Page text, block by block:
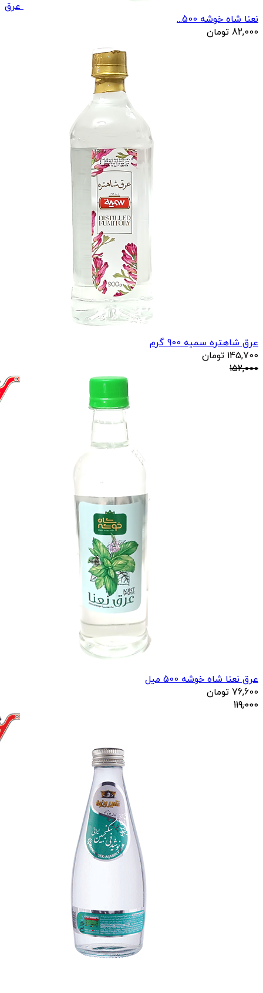
عرق
نعنا شاه خوشه 500...
82,000 تومان
عرق شاهتره سمیه 900 گرم
145,700 تومان
152,000
عرق نعنا شاه خوشه 500 میل
76,600 تومان
119,000